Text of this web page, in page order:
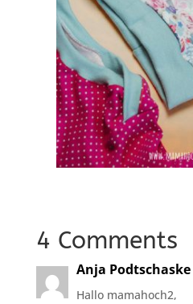
4 Comments
Anja Podtschaske
Hallo mamahoch2,